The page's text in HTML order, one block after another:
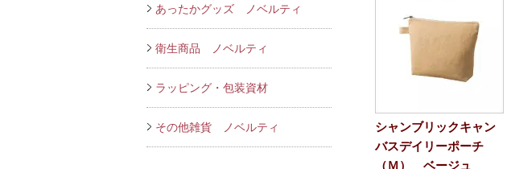
あったかグッズ ノベルティ
衛生商品 ノベルティ
ラッピング・包装資材
その他雑貨 ノベルティ
シャンブリックキャン
バスデイリーポーチ
（Ｍ） ベージュ